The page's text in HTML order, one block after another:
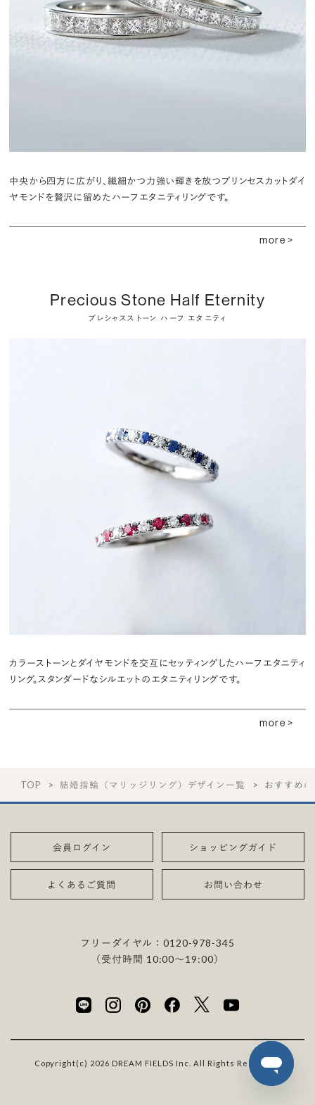
中央から四方に広がり、繊細かつ力強い輝きを放つプリンセスカットダイ
ヤモンドを贅沢に留めたハーフエタニティリングです。
more >
Precious Stone Half Eternity
プレシャスストーン ハーフ エタニティ
カラーストーンとダイヤモンドを交互にセッティングしたハーフエタニティ
リング。スタンダードなシルエットのエタニティリングです。
more >
TOP 結婚指輪（マリッジリング）デザイン一覧 おすすめ
会員ログイン ショッピングガイド
よくあるご質問 お問い合わせ
フリーダイヤル：0120-978-345
（受付時間 10:00〜19:00）
Copyright(c) 2026 DREAM FIELDS Inc. All Rights Reserved.